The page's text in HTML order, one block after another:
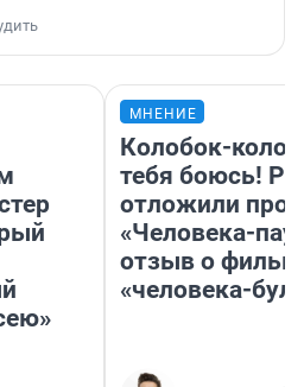
МНЕНИЕ
Колобок-
тебя боюсь!
отложили
«Человека-
отзыв о
«человека-